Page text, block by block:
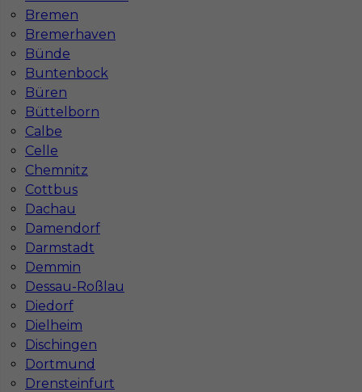
Bremen
Bremerhaven
Bünde
Buntenbock
Büren
Büttelborn
Calbe
Celle
Chemnitz
Cottbus
Dachau
Damendorf
Darmstadt
Demmin
Dessau-Roßlau
Diedorf
Dielheim
Dischingen
Dortmund
Drensteinfurt
Najczęściej zadawane pytania (FAQ)
Jak znaleźć pracę za granicą?
Czy praca Niemcy na budowie nadal się
opłaca przy obecnych kosztach życia?
Gdzie do pracy za granicę?
Co to jest Gewerbe?
Czy praca w Niemczech na budowie jest
bezpieczna pod kątem BHP?